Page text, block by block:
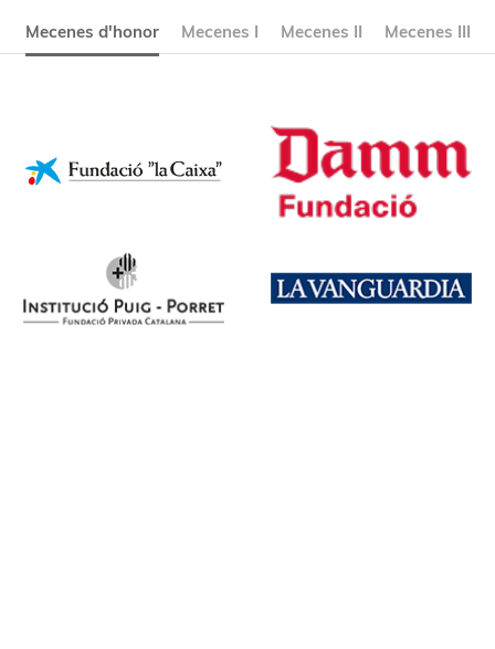
Mecenes d'honor Mecenes I Mecenes II Mecenes III